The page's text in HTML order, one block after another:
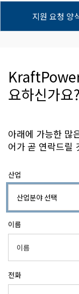
지원 요청 양
요하신가요?
아래에 가능한 많
어가 곧 연락드릴
산업
이름
전화